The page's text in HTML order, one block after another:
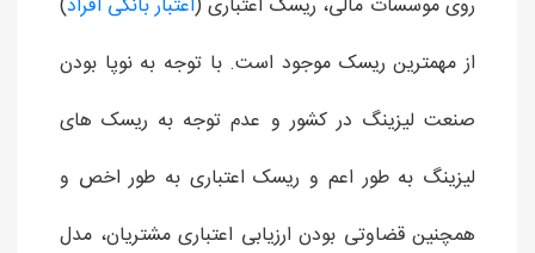
روی موسسات مالی، ریسک اعتباری (اعتبار بانکی افراد)
از مهمترین ریسک موجود است. با توجه به نوپا بودن
صنعت لیزینگ در کشور و عدم توجه به ریسک های
لیزینگ به طور اعم و ریسک اعتباری به طور اخص و
همچنین قضاوتی بودن ارزیابی اعتباری مشتریان، مدل